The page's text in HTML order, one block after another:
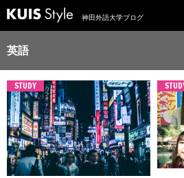
神田外語大学ブログ
英語
STUDY